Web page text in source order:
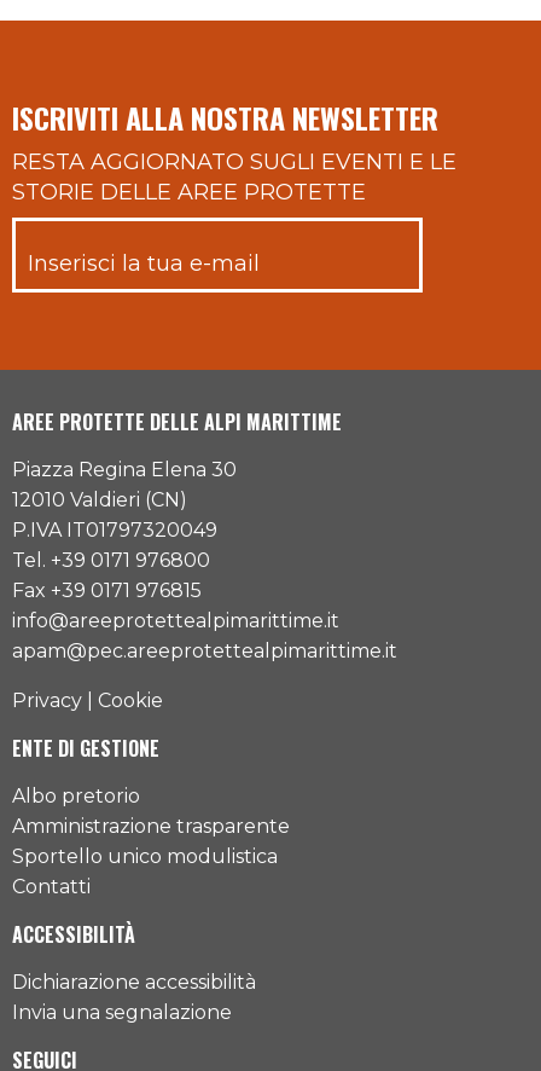
ISCRIVITI ALLA NOSTRA NEWSLETTER
RESTA AGGIORNATO SUGLI EVENTI E LE
STORIE DELLE AREE PROTETTE
AREE PROTETTE DELLE ALPI MARITTIME
Piazza Regina Elena 30
12010 Valdieri (CN)
P.IVA IT01797320049
Tel. +39 0171 976800
Fax +39 0171 976815
info@areeprotettealpimarittime.it
apam@pec.areeprotettealpimarittime.it
Privacy Cookie
ENTE DI GESTIONE
Albo pretorio
Amministrazione trasparente
Sportello unico modulistica
Contatti
ACCESSIBILITÀ
Dichiarazione accessibilità
Invia una segnalazione
SEGUICI